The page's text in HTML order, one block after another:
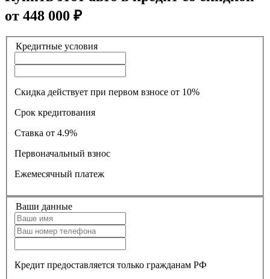
от 448 000 ₽
Кредитные условия
Скидка действует при первом взносе от 10%
Срок кредитования
Ставка
от 4.9%
Первоначальный взнос
Ежемесячный платеж
Ваши данные
Кредит предоставляется только гражданам РФ